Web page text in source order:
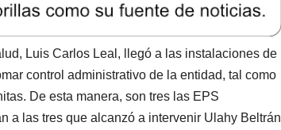
Luis Carlos Leal, llegó a las instalaciones de
control administrativo de la entidad, tal como
De esta manera, son tres las EPS
a las tres que alcanzó a intervenir Ulahy Beltrán